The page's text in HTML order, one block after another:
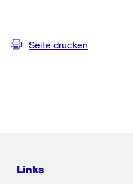
Seite drucken
Links